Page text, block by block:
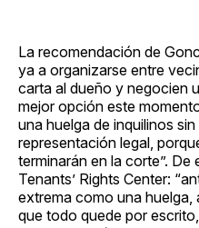
La recomendación de
ya a organizarse entre
carta al dueño y negocien
mejor opción este
una huelga de inquilinos
representación legal,
terminarán en la corte”. De
Tenants’ Rights Center:
extrema como una huelga,
que todo quede por